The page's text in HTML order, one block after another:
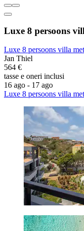
Luxe 8 persoons
Luxe 8 persoons villa
Jan Thiel
564 €
tasse e oneri inclusi
16 ago - 17 ago
Luxe 8 persoons villa